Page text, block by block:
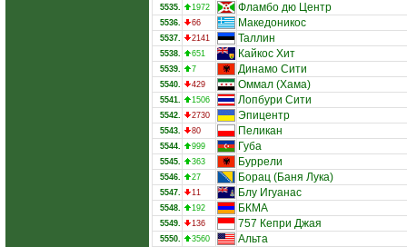
5535. 1972 Фламбо дю Центр
5536. 66 Македоникос
5537. 2141 Таллин
5538. 651 Кайкос Хит
5539. 7 Динамо Сити
5540. 429 Оммал (Хама)
5541. 1506 Лопбури Сити
5542. 2730 Эпицентр
5543. 80 Пеликан
5544. 999 Губа
5545. 363 Буррели
5546. 27 Борац (Баня Лука)
5547. 11 Блу Игуанас
5548. 192 БКМА
5549. 136 757 Кепри Джая
5550. 3560 Альта